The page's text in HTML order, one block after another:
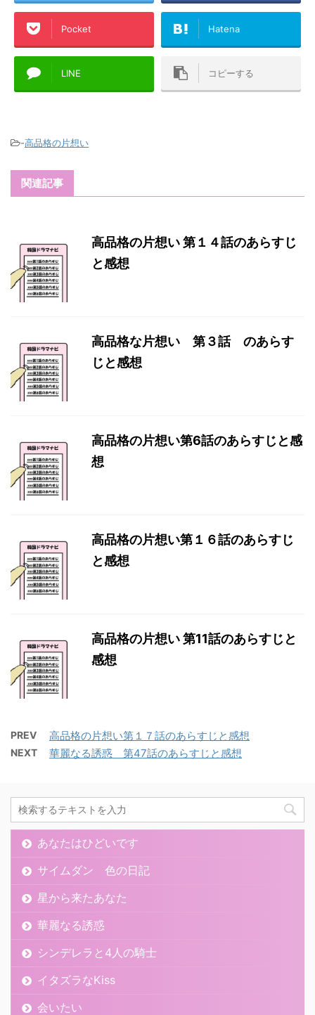
Pocket Hatena
LINE コピーする
-高品格の片想い
関連記事
高品格の片想い 第１４話のあらすじ
と感想
高品格な片想い 第３話 のあらす
じと感想
高品格の片想い第6話のあらすじと感
想
高品格の片想い第１６話のあらすじ
と感想
高品格の片想い 第11話のあらすじと
感想
PREV 高品格の片想い第１７話のあらすじと感想
NEXT 華麗なる誘惑 第47話のあらすじと感想
あなたはひどいです
サイムダン 色の日記
星から来たあなた
華麗なる誘惑
シンデレラと4人の騎士
イタズラなKiss
会いたい